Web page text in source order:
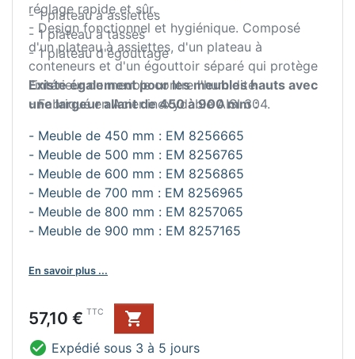
réglage rapide et sûr.
- Design fonctionnel et hygiénique. Composé
d'un plateau à assiettes, d'un plateau à
conteneurs et d'un égouttoir séparé qui protège
l'intérieur du meuble contre l'humidité.
- Fabriqué en Acier inoxydable AISI 304.
- 1 plateau à assiettes
- 1 plateau à tasses
- 1 plateau d'égouttage
Existe également pour les meubles hauts avec
une largeur allant de 450 à 900 mm :
- Meuble de 450 mm : EM 8256665
- Meuble de 500 mm : EM 8256765
- Meuble de 600 mm : EM 8256865
- Meuble de 700 mm : EM 8256965
- Meuble de 800 mm : EM 8257065
- Meuble de 900 mm : EM 8257165
En savoir plus ...
Prix
57,10 € TTC

 Expédié sous 3 à 5 jours